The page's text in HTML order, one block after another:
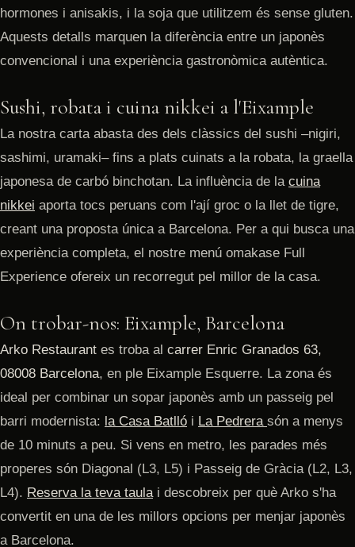
hormones i anisakis, i la soja que utilitzem és sense gluten.
Aquests detalls marquen la diferència entre un japonès
convencional i una experiència gastronòmica autèntica.
Sushi, robata i cuina nikkei a l'Eixample
La nostra carta abasta des dels clàssics del sushi –nigiri,
sashimi, uramaki– fins a plats cuinats a la robata, la graella
japonesa de carbó binchotan. La influència de la cuina
nikkei aporta tocs peruans com l'ají groc o la llet de tigre,
creant una proposta única a Barcelona. Per a qui busca una
experiència completa, el nostre menú omakase Full
Experience ofereix un recorregut pel millor de la casa.
On trobar-nos: Eixample, Barcelona
Arko Restaurant es troba al carrer Enric Granados 63,
08008 Barcelona, en ple Eixample Esquerre. La zona és
ideal per combinar un sopar japonès amb un passeig pel
barri modernista: la Casa Batlló i La Pedrera són a menys
de 10 minuts a peu. Si vens en metro, les parades més
properes són Diagonal (L3, L5) i Passeig de Gràcia (L2, L3,
L4). Reserva la teva taula i descobreix per què Arko s'ha
convertit en una de les millors opcions per menjar japonès
a Barcelona.